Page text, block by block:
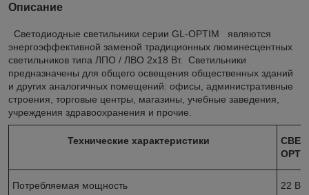
Описание
Светодиодные светильники серии GL-OPTIM
являются
энергоэффективной заменой традиционных люминесцентных
светильников типа ЛПО / ЛВО 2х18 Вт. Светильники
предназначены для общего освещения общественных зданий
и других аналогичных помещений: офисы, административные
строения, торговые центры, магазины, учебные заведения,
учреждения здравоохранения и прочие.
Технические характеристики
Потребляемая мощность 22 Вт